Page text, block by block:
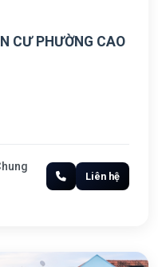
CƯ PHƯỜNG CAO
Liên hệ